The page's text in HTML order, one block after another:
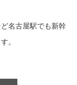
名古屋駅でも新幹
。